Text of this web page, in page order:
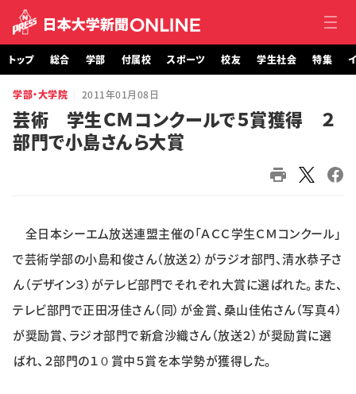
トップ
総合
スポーツ
学生社会
トップ 総合 学部 付属校 スポーツ 校友 学生社会 特集
学部・大学院 2011年01月08日
芸術 学生ＣＭコンクールで５賞獲得 ２
部門で小島さんら大賞
全日本シーエム放送連盟主催の「ＡＣＣ学生ＣＭコンクール」
で芸術学部の小島和俊さん（放送２）がラジオ部門、清水恭子さ
ん（デザイン３）がテレビ部門でそれぞれ大賞に選ばれた。また、
テレビ部門で正田冴佳さん（同）が金賞、桑山佳佑さん（写真４）
が奨励賞、ラジオ部門で新倉沙織さん（放送２）が奨励賞に選
ばれ、２部門の１０賞中５賞を本学勢が獲得した。